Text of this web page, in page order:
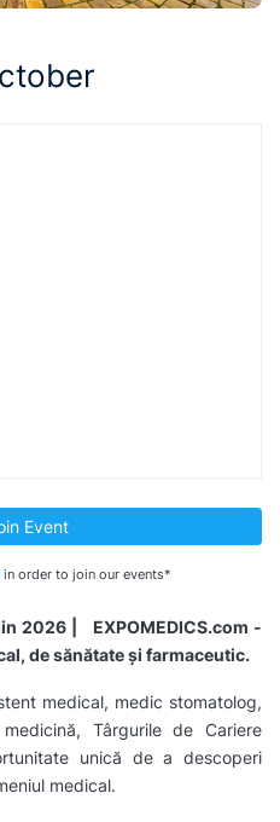
Event
in order to join our events*
2026 | EXPOMEDICS.com -
de sănătate și farmaceutic.
medical, medic stomatolog,
Târgurile de Cariere
unică de a descoperi
medical.